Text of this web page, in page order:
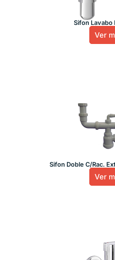
Sifon Lavabo
Ver
Sifon Doble C/Rac.
Ver